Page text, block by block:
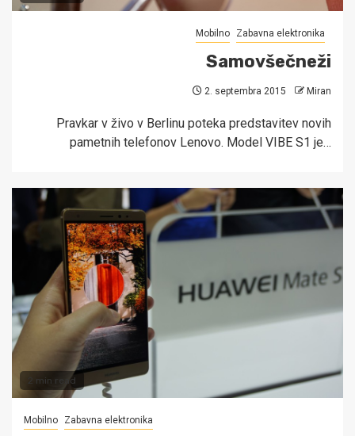
Mobilno Zabavna elektronika
Samovšečneži
2. septembra 2015 Miran
Pravkar v živo v Berlinu poteka predstavitev novih
pametnih telefonov Lenovo. Model VIBE S1 je…
2 min read
Mobilno Zabavna elektronika